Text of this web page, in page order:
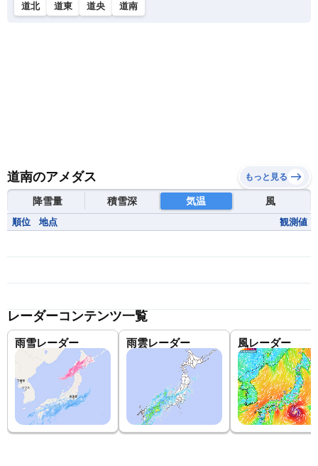
道北 道東 道央 道南
道南のアメダス もっと見る
降雪量 積雪深 気温 風
順位 地点 観測値
レーダーコンテンツ一覧
雨雪レーダー 雨雲レーダー 風レーダー